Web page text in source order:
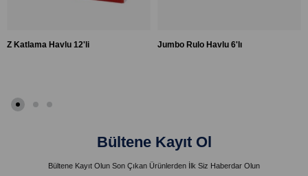
Z Katlama Havlu 12'li Jumbo Rulo Havlu 6'lı
Bültene Kayıt Ol
Bültene Kayıt Olun Son Çıkan Ürünlerden İlk Siz Haberdar Olun